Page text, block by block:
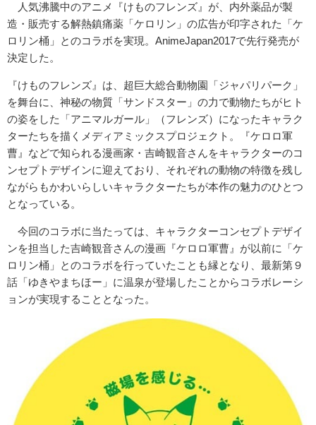
人気沸騰中のアニメ『けものフレンズ』が、内外薬品が製
造・販売する解熱鎮痛薬「ケロリン」の広告が印字された「ケ
ロリン桶」とのコラボを実現。AnimeJapan2017で先行発売が
決定した。
『けものフレンズ』は、超巨大総合動物園「ジャパリパーク」
を舞台に、神秘の物質「サンドスター」の力で動物たちがヒト
の姿をした「アニマルガール」（フレンズ）になったキャラク
ターたちを描くメディアミックスプロジェクト。『ケロロ軍
曹』などで知られる漫画家・吉崎観音さんをキャラクターのコ
ンセプトデザインに迎えており、それぞれの動物の特徴を残し
ながらもかわいらしいキャラクターたちが本作の魅力のひとつ
となっている。
今回のコラボに当たっては、キャラクターコンセプトデザイ
ンを担当した吉崎観音さんの漫画『ケロロ軍曹』が以前に「ケ
ロリン桶」とのコラボを行っていたことも縁となり、最新第９
話「ゆきやまちほー」に温泉が登場したことからコラボレーシ
ョンが実現することとなった。